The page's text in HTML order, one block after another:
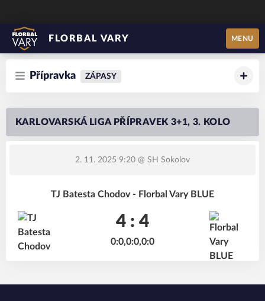
FLORBAL VARY MENU
Přípravka ZÁPASY
KARLOVARSKÁ LIGA PŘÍPRAVEK 3+1, 3. KOLO
2. 11. 2025 9:20 @ SH Sokolov
TJ Batesta Chodov - Florbal Vary BLUE
4 : 4
0:0,0:0,0:0